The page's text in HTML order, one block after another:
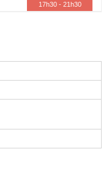
17h30 - 21h30